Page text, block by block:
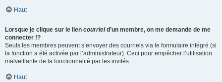
Haut
Lorsque je clique sur le lien courrield’un membre, on me demande de me
connecter !?
Seuls les membres peuvent s’envoyer des courriels via le formulaire intégré (si
la fonction a été activée par l’administrateur). Ceci pour empêcher l’utilisation
malveillante de la fonctionnalité par les invités.
Haut